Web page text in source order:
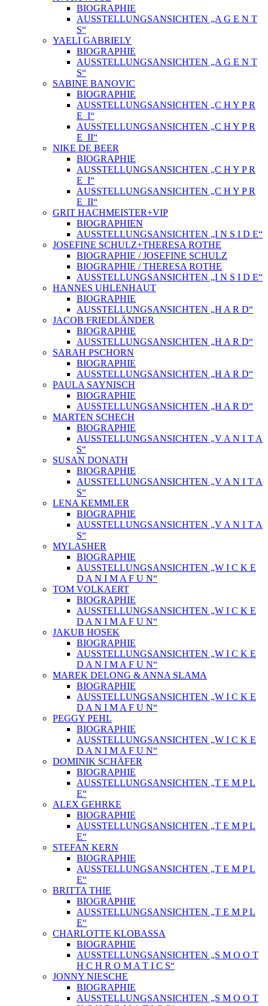
BIOGRAPHIE
AUSSTELLUNGSANSICHTEN „A G E N T
S“
YAELI GABRIELY
BIOGRAPHIE
AUSSTELLUNGSANSICHTEN „A G E N T
S“
SABINE BANOVIC
BIOGRAPHIE
AUSSTELLUNGSANSICHTEN „C H Y P R
E_I“
AUSSTELLUNGSANSICHTEN „C H Y P R
E_II“
NIKE DE BEER
BIOGRAPHIE
AUSSTELLUNGSANSICHTEN „C H Y P R
E_I“
AUSSTELLUNGSANSICHTEN „C H Y P R
E_II“
GRIT HACHMEISTER+VIP
BIOGRAPHIEN
AUSSTELLUNGSANSICHTEN „I N S I D E“
JOSEFINE SCHULZ+THERESA ROTHE
BIOGRAPHIE / JOSEFINE SCHULZ
BIOGRAPHIE / THERESA ROTHE
AUSSTELLUNGSANSICHTEN „I N S I D E“
HANNES UHLENHAUT
BIOGRAPHIE
AUSSTELLUNGSANSICHTEN „H A R D“
JACOB FRIEDLÄNDER
BIOGRAPHIE
AUSSTELLUNGSANSICHTEN „H A R D“
SARAH PSCHORN
BIOGRAPHIE
AUSSTELLUNGSANSICHTEN „H A R D“
PAULA SAYNISCH
BIOGRAPHIE
AUSSTELLUNGSANSICHTEN „H A R D“
MARTEN SCHECH
BIOGRAPHIE
AUSSTELLUNGSANSICHTEN „V A N I T A
S“
SUSAN DONATH
BIOGRAPHIE
AUSSTELLUNGSANSICHTEN „V A N I T A
S“
LENA KEMMLER
BIOGRAPHIE
AUSSTELLUNGSANSICHTEN „V A N I T A
S“
MYLASHER
BIOGRAPHIE
AUSSTELLUNGSANSICHTEN „W I C K E
D A N I M A F U N“
TOM VOLKAERT
BIOGRAPHIE
AUSSTELLUNGSANSICHTEN „W I C K E
D A N I M A F U N“
JAKUB HOSEK
BIOGRAPHIE
AUSSTELLUNGSANSICHTEN „W I C K E
D A N I M A F U N“
MAREK DELONG & ANNA SLAMA
BIOGRAPHIE
AUSSTELLUNGSANSICHTEN „W I C K E
D A N I M A F U N“
PEGGY PEHL
BIOGRAPHIE
AUSSTELLUNGSANSICHTEN „W I C K E
D A N I M A F U N“
DOMINIK SCHÄFER
BIOGRAPHIE
AUSSTELLUNGSANSICHTEN „T E M P L
E“
ALEX GEHRKE
BIOGRAPHIE
AUSSTELLUNGSANSICHTEN „T E M P L
E“
STEFAN KERN
BIOGRAPHIE
AUSSTELLUNGSANSICHTEN „T E M P L
E“
BRITTA THIE
BIOGRAPHIE
AUSSTELLUNGSANSICHTEN „T E M P L
E“
CHARLOTTE KLOBASSA
BIOGRAPHIE
AUSSTELLUNGSANSICHTEN „S M O O T
H C H R O M A T I C S“
JONNY NIESCHE
BIOGRAPHIE
AUSSTELLUNGSANSICHTEN „S M O O T